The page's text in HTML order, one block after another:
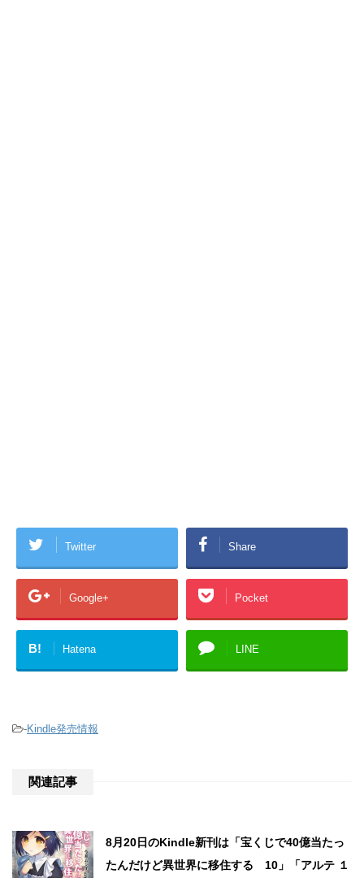
Twitter Share
Google+ Pocket
B! Hatena LINE
-Kindle発売情報
関連記事
8月20日のKindle新刊は「宝くじで40億当たっ
たんだけど異世界に移住する 10」「アルテ １